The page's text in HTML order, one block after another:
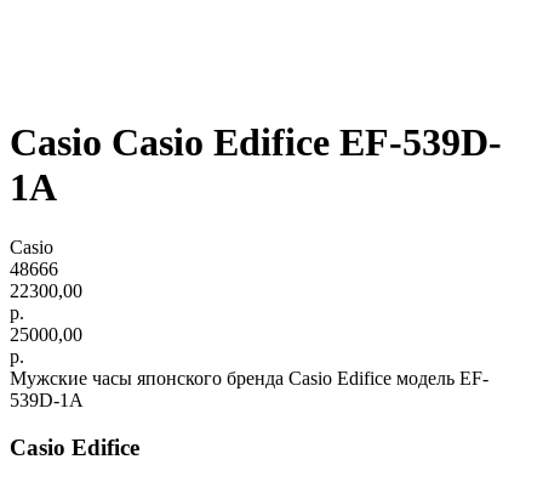
Casio Casio Edifice EF-539D-
1A
Casio
48666
22300,00
р.
25000,00
р.
Мужские часы японского бренда Casio Edifice модель EF-
539D-1A
Casio Edifice